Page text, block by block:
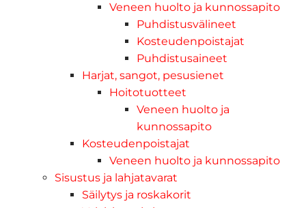
Veneen huolto ja kunnossapito
Puhdistusvälineet
Kosteudenpoistajat
Puhdistusaineet
Harjat, sangot, pesusienet
Hoitotuotteet
Veneen huolto ja
kunnossapito
Kosteudenpoistajat
Veneen huolto ja kunnossapito
Sisustus ja lahjatavarat
Säilytys ja roskakorit